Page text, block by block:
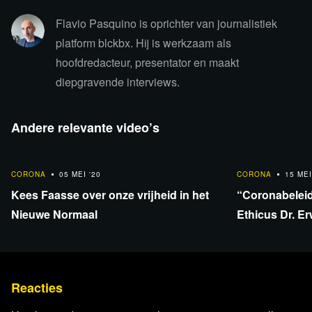
baan”, aldus programmamaker Flavio Pasquino.
Bekijk hier devideo met Peter Borger bij Cafe
Weltschmerzover de Retraction Paper.
retraction letter & paper:
Flavio Pasquino is oprichter van journalistiek
platform blckbx. Hij is werkzaam als
hoofdredacteur, presentator en maakt
diepgravende interviews.
Andere relevante video’s
CORONA
05 MEI '20
Kees Faasse over onze vrijheid in het
Nieuwe Normaal
CORONA
15
Ethicus Dr.
Reacties